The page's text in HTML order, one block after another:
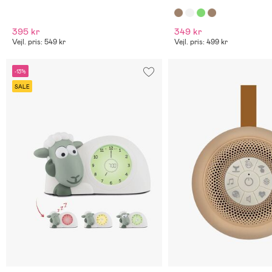
395 kr
Vejl. pris: 549 kr
349 kr
Vejl. pris: 499 kr
-13%
SALE